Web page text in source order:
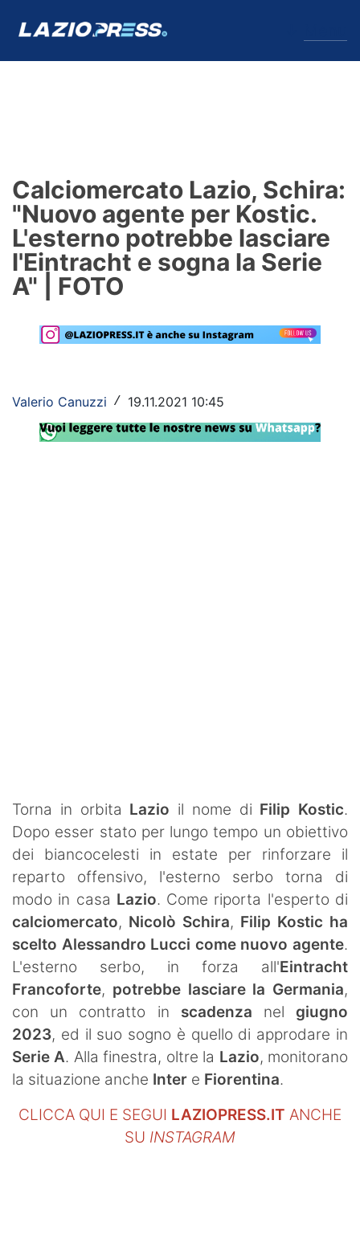
Formello
Infortuni
Primavera
Lazio Women
Social
Calciomercato Lazio, Schira:
"Nuovo agente per Kostic.
L'esterno potrebbe lasciare
l'Eintracht e sogna la Serie
A" | FOTO
Valerio Canuzzi / 19.11.2021 10:45
Torna in orbita Lazio il nome di Filip Kostic.
Dopo esser stato per lungo tempo un obiettivo
dei biancocelesti in estate per rinforzare il
reparto offensivo, l'esterno serbo torna di
modo in casa Lazio. Come riporta l'esperto di
calciomercato, Nicolò Schira, Filip Kostic ha
scelto Alessandro Lucci come nuovo agente.
L'esterno serbo, in forza all'Eintracht
Francoforte, potrebbe lasciare la Germania,
con un contratto in scadenza nel giugno
2023, ed il suo sogno è quello di approdare in
Serie A. Alla finestra, oltre la Lazio, monitorano
la situazione anche Inter e Fiorentina.
CLICCA QUI E SEGUI LAZIOPRESS.IT ANCHE
SU INSTAGRAM